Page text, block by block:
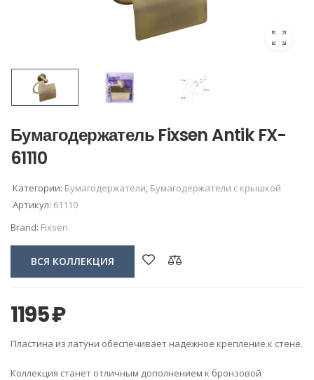
Бумагодержатель Fixsen Antik FX-
61110
Категории: Бумагодержатели, Бумагодержатели c крышкой
Артикул: 61110
Brand: Fixsen
ВСЯ КОЛЛЕКЦИЯ
1195₽
Пластина из латуни обеспечивает надежное крепление к стене.
Коллекция станет отличным дополнением к бронзовой